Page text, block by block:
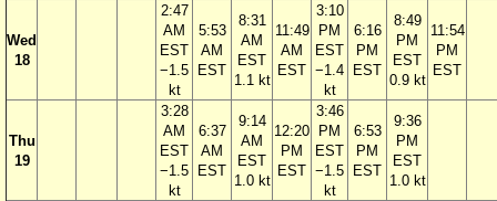
Wed
18
2:47
AM
EST
−1.5
kt
5:53
AM
EST
8:31
AM
EST
1.1 kt
11:49
AM
EST
3:10
PM
EST
−1.4
kt
6:16
PM
EST
8:49
PM
EST
0.9 kt
11:54
PM
EST
Thu
19
3:28
AM
EST
−1.5
kt
6:37
AM
EST
9:14
AM
EST
1.0 kt
12:20
PM
EST
3:46
PM
EST
−1.5
kt
6:53
PM
EST
9:36
PM
EST
1.0 kt